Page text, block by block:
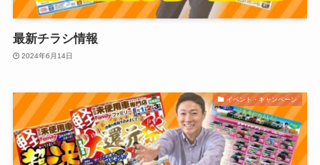
最新チラシ情報
2024年6月14日
イベント・キャンペーン